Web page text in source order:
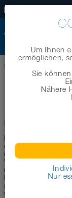
Startseite
ROHS-
Konformität von
Die EU-Richtlinie
der Verwendung
und
Vorläuferrichtlinien
und flexibler
Produkte nur unter
als Bauteil in
werden.
Um Ihnen
ermöglichen,
Sie
Nähere
Nur